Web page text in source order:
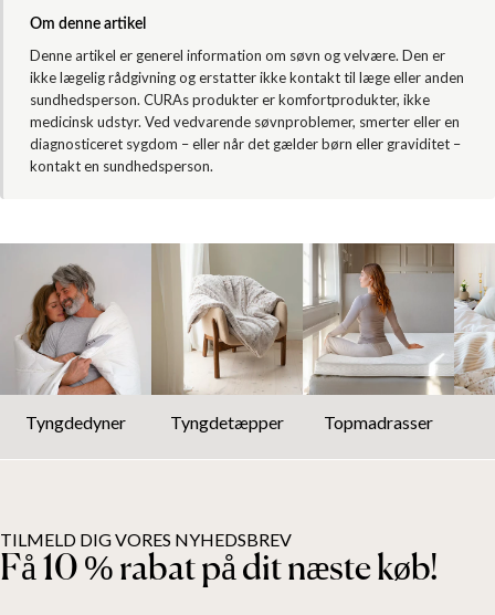
Om denne artikel
Denne artikel er generel information om søvn og velvære. Den er
ikke lægelig rådgivning og erstatter ikke kontakt til læge eller anden
sundhedsperson. CURAs produkter er komfortprodukter, ikke
medicinsk udstyr. Ved vedvarende søvnproblemer, smerter eller en
diagnosticeret sygdom – eller når det gælder børn eller graviditet –
kontakt en sundhedsperson.
Tyngdedyner Tyngdetæpper Topmadrasser
TILMELD DIG VORES NYHEDSBREV
Få 10 % rabat på dit næste køb!